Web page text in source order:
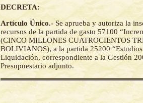
DECRETA:
Artículo Único.- Se aprueba y autoriza la
recursos de la partida de gasto 57100
(CINCO MILLONES CUATROCIENTOS
BOLIVIANOS), a la partida 25200
Liquidación, correspondiente a la Gestión
Presupuestario adjunto.